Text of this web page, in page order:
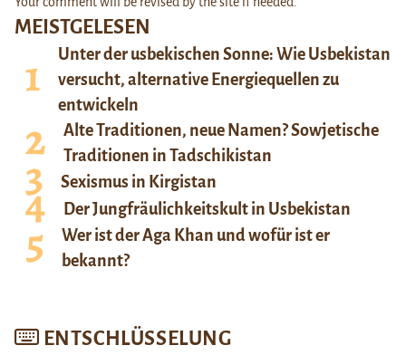
MEISTGELESEN
Unter der usbekischen Sonne: Wie Usbekistan
versucht, alternative Energiequellen zu
entwickeln
Alte Traditionen, neue Namen? Sowjetische
Traditionen in Tadschikistan
Sexismus in Kirgistan
Der Jungfräulichkeitskult in Usbekistan
Wer ist der Aga Khan und wofür ist er
bekannt?
ENTSCHLÜSSELUNG